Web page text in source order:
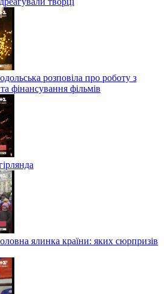
розповіла про роботу з
фінансування фільмів
ялинка країни: яких сюрпризів